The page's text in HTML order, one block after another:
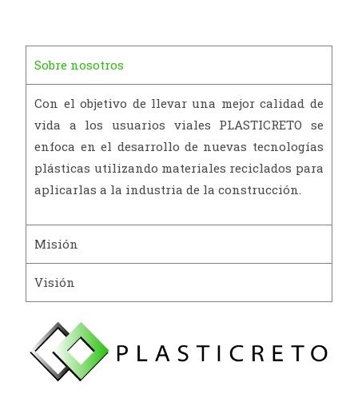
Sobre nosotros
Con el objetivo de llevar una mejor calidad de
vida a los usuarios viales PLASTICRETO se
enfoca en el desarrollo de nuevas tecnologías
plásticas utilizando materiales reciclados para
aplicarlas a la industria de la construcción.
Misión
Visión